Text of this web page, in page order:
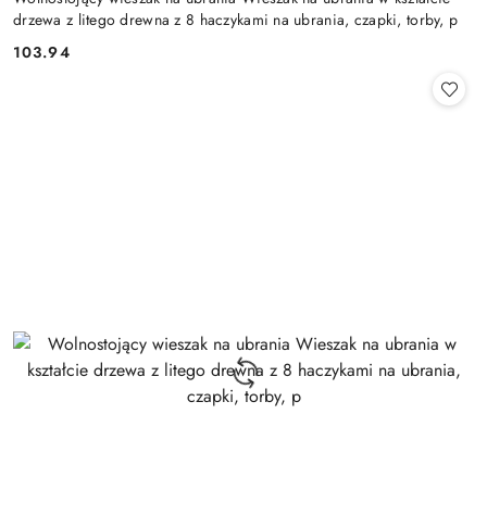
drzewa z litego drewna z 8 haczykami na ubrania, czapki, torby, p
Cena:
103.94